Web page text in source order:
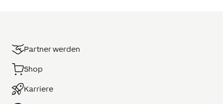
Partner werden
Shop
Karriere